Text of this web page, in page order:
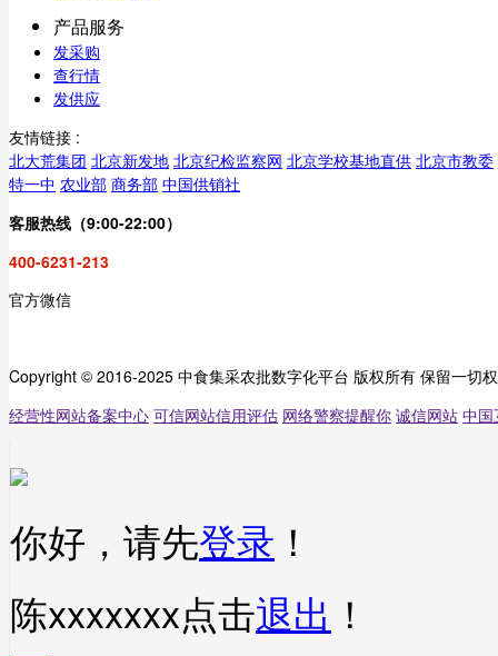
产品服务
发采购
查行情
发供应
友情链接 :
北大荒集团 北京新发地 北京纪检监察网 北京学校基地直供 北京市教委
特一中 农业部 商务部 中国供销社
客服热线（9:00-22:00）
400-6231-213
官方微信
Copyright © 2016-2025 中食集采农批数字化平台 版权所有 保留一切
经营性网站备案中心 可信网站信用评估 网络警察提醒你 诚信网站 中国
你好，请先登录 ！
陈xxxxxxx点击退出 ！